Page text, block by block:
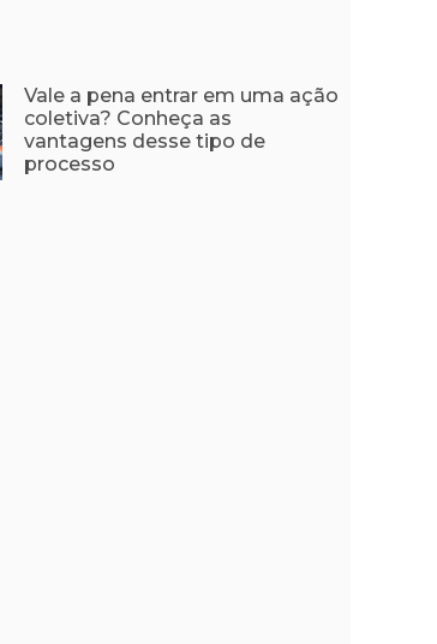
Vale a pena entrar em uma ação
coletiva? Conheça as
vantagens desse tipo de
processo